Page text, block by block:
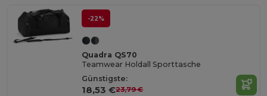
-22%
Quadra QS70
Teamwear Holdall Sporttasche
Günstigste:
18,53 €23,79 €